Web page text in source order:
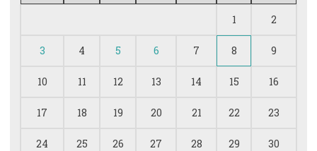
1 2
3 4 5 6 7 8 9
10 11 12 13 14 15 16
17 18 19 20 21 22 23
24 25 26 27 28 29 30